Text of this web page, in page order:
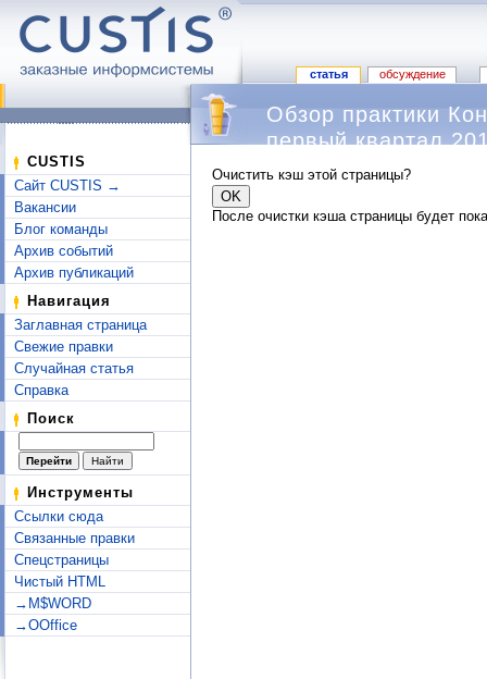
статья обсуждение
CUSTIS
Сайт CUSTIS →
Вакансии
Блог команды
Архив событий
Архив публикаций
Навигация
Заглавная страница
Свежие правки
Случайная статья
Справка
Поиск
Инструменты
Ссылки сюда
Связанные правки
Спецстраницы
Чистый HTML
→M$WORD
→OOffice
Обзор практики
первый квартал
Очистить кэш этой страницы?
После очистки кэша страницы будет